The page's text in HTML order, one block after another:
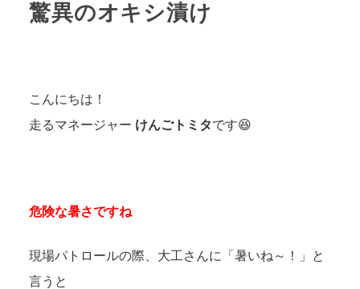
驚異のオキシ漬け
こんにちは！
走るマネージャー けんごトミタです😆
危険な暑さですね
現場パトロールの際、大工さんに「暑いね～！」と
言うと